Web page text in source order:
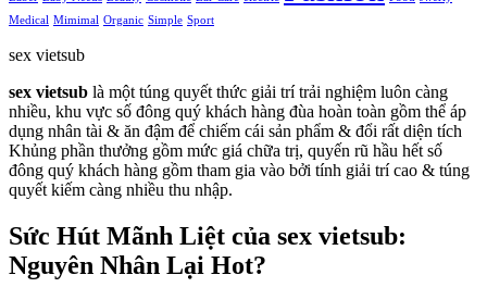
Medical Mimimal Organic Simple Sport
sex vietsub
sex vietsub là một túng quyết thức giải trí trải nghiệm luôn càng
nhiều, khu vực số đông quý khách hàng đùa hoàn toàn gồm thể áp
dụng nhân tài & ăn đậm để chiếm cái sản phẩm & đổi rất diện tích
Khủng phần thưởng gồm mức giá chữa trị, quyến rũ hầu hết số
đông quý khách hàng gồm tham gia vào bởi tính giải trí cao & túng
quyết kiếm càng nhiều thu nhập.
Sức Hút Mãnh Liệt của sex vietsub:
Nguyên Nhân Lại Hot?